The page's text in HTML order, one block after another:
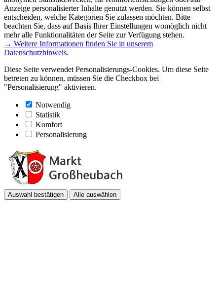
Anzeige personalisierter Inhalte genutzt werden. Sie können selbst
entscheiden, welche Kategorien Sie zulassen möchten. Bitte
beachten Sie, dass auf Basis Ihrer Einstellungen womöglich nicht
mehr alle Funktionalitäten der Seite zur Verfügung stehen.
→ Weitere Informationen finden Sie in unserem
Datenschutzhinweis.
Diese Seite verwendet Personalisierungs-Cookies. Um diese Seite
betreten zu können, müssen Sie die Checkbox bei
"Personalisierung" aktivieren.
Notwendig
Statistik
Komfort
Personalisierung
Auswahl bestätigen Alle auswählen